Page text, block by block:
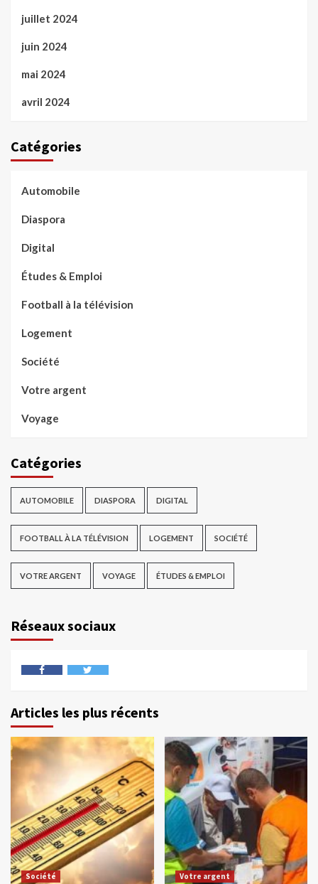
juillet 2024
juin 2024
mai 2024
avril 2024
Catégories
Automobile
Diaspora
Digital
Études & Emploi
Football à la télévision
Logement
Société
Votre argent
Voyage
Catégories
AUTOMOBILE DIASPORA DIGITAL
FOOTBALL À LA TÉLÉVISION LOGEMENT SOCIÉTÉ
VOTRE ARGENT VOYAGE ÉTUDES & EMPLOI
Réseaux sociaux
Articles les plus récents
Société Votre argent